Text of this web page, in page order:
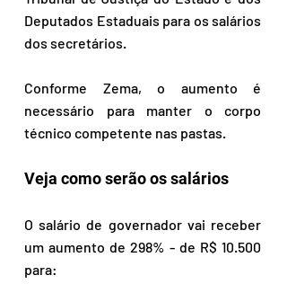
Deputados Estaduais para os salários
dos secretários.
Conforme Zema, o aumento é
necessário para manter o corpo
técnico competente nas pastas.
Veja como serão os salários
O salário de governador vai receber
um aumento de 298% - de R$ 10.500
para: